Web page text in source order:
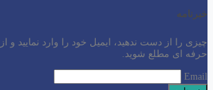
خبرنامه
چیزی را از دست ندهید، ایمیل خود را وارد نمایید
حرفه ای مطلع شوید.
Email